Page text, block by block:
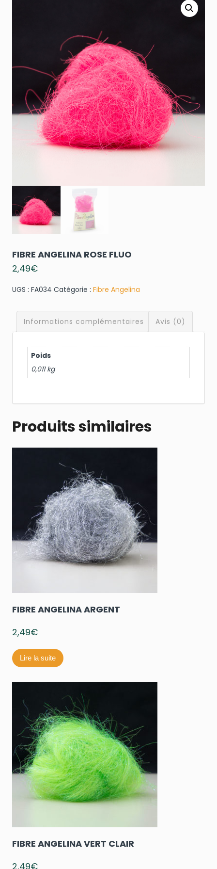
FIBRE ANGELINA ROSE FLUO
2,49€
UGS : FA034 Catégorie : Fibre Angelina
Informations complémentaires Avis (0)
Poids
0,011 kg
Produits similaires
FIBRE ANGELINA ARGENT
2,49€
Lire la suite
FIBRE ANGELINA VERT CLAIR
2,49€